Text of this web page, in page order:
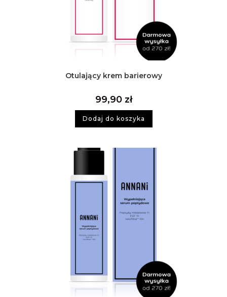
Otulający krem barierowy
99,90 zł
Dodaj do koszyka